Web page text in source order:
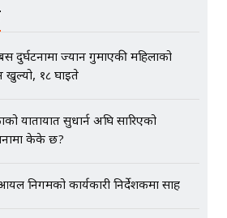
बस दुर्घटनामा ज्यान गुमाएकी महिलाको
खुल्यो, १८ घाइते
यातायात सुधार्न अघि सारिएको
केके छ?
निगमको कार्यकारी निर्देशकमा साह